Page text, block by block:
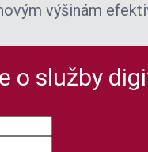
výšinám
o služby